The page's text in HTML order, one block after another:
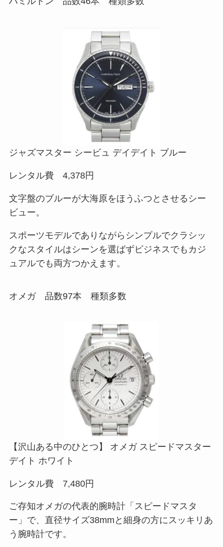
ジャズマスター シービュ デイデイト ブルー
レンタル費 4,378円
文字盤のブルーが大海原をほうふつとさせるシー
ビュー。
スポーツモデルでありながらシンプルでクラシッ
クなスタイルはシーンを選ばずビジネスでもカジ
ュアルでも両方つかえます。
オメガ 品数97本 種類多数
【沢山ある中のひとつ】 オメガ スピードマスター
デイト ホワイト
レンタル費 7,480円
ご存知オメガの代表的腕時計「スピードマスタ
ー」で、直径サイズ38mmと細身の方にスッキリあ
う腕時計です。